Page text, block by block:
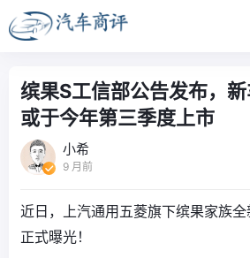
缤果S工信部公告发布，新
或于今年第三季度上市
小希
9 月前
近日，上汽通用五菱旗下缤果家族
正式曝光！